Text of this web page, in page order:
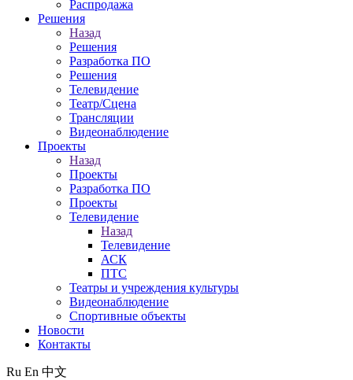
Распродажа
Решения
Назад
Решения
Разработка ПО
Решения
Телевидение
Театр/Сцена
Трансляции
Видеонаблюдение
Проекты
Назад
Проекты
Разработка ПО
Проекты
Телевидение
Назад
Телевидение
АСК
ПТС
Театры и учреждения культуры
Видеонаблюдение
Спортивные объекты
Новости
Контакты
Ru En 中文